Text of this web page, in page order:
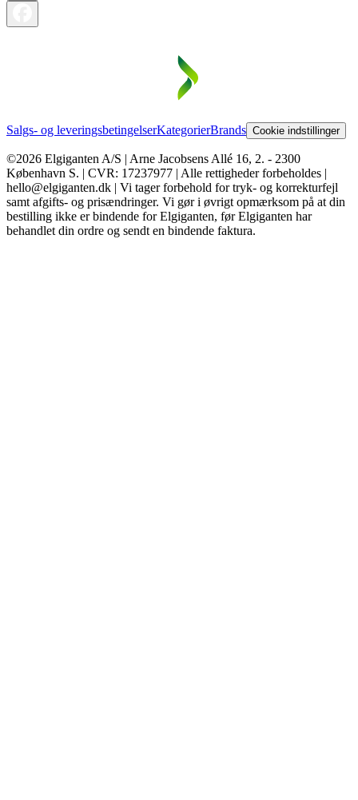
Salgs- og leveringsbetingelserKategorierBrands Cookie indstillinger
©2026 Elgiganten A/S | Arne Jacobsens Allé 16, 2. - 2300
København S. | CVR: 17237977 | Alle rettigheder forbeholdes |
hello@elgiganten.dk | Vi tager forbehold for tryk- og korrekturfejl
samt afgifts- og prisændringer. Vi gør i øvrigt opmærksom på at din
bestilling ikke er bindende for Elgiganten, før Elgiganten har
behandlet din ordre og sendt en bindende faktura.